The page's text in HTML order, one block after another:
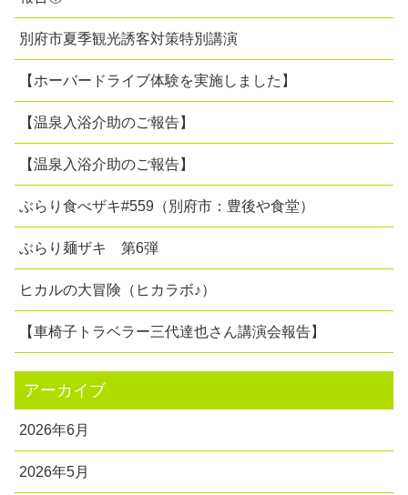
別府市夏季観光誘客対策特別講演
【ホーバードライブ体験を実施しました】
【温泉入浴介助のご報告】
【温泉入浴介助のご報告】
ぶらり食べザキ#559（別府市：豊後や食堂）
ぶらり麺ザキ 第6弾
ヒカルの大冒険（ヒカラボ♪）
【車椅子トラベラー三代達也さん講演会報告】
アーカイブ
2026年6月
2026年5月